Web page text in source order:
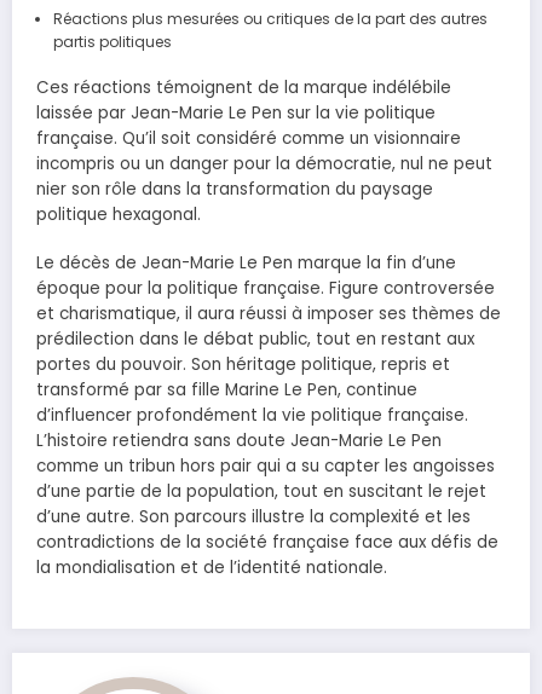
Réactions plus mesurées ou critiques de la part des autres
partis politiques
Ces réactions témoignent de la marque indélébile
laissée par Jean-Marie Le Pen sur la vie politique
française. Qu’il soit considéré comme un visionnaire
incompris ou un danger pour la démocratie, nul ne peut
nier son rôle dans la transformation du paysage
politique hexagonal.
Le décès de Jean-Marie Le Pen marque la fin d’une
époque pour la politique française. Figure controversée
et charismatique, il aura réussi à imposer ses thèmes de
prédilection dans le débat public, tout en restant aux
portes du pouvoir. Son héritage politique, repris et
transformé par sa fille Marine Le Pen, continue
d’influencer profondément la vie politique française.
L’histoire retiendra sans doute Jean-Marie Le Pen
comme un tribun hors pair qui a su capter les angoisses
d’une partie de la population, tout en suscitant le rejet
d’une autre. Son parcours illustre la complexité et les
contradictions de la société française face aux défis de
la mondialisation et de l’identité nationale.